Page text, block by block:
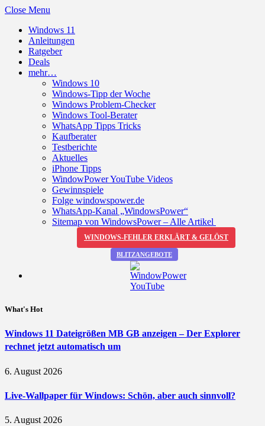
Close Menu
Windows 11
Anleitungen
Ratgeber
Deals
mehr…
Windows 10
Windows-Tipp der Woche
Windows Problem-Checker
Windows Tool-Berater
WhatsApp Tipps Tricks
Kaufberater
Testberichte
Aktuelles
iPhone Tipps
WindowPower YouTube Videos
Gewinnspiele
Folge windowspower.de
WhatsApp-Kanal „WindowsPower“
Sitemap von WindowsPower – Alle Artikel
WINDOWS-FEHLER ERKLÄRT & GELÖST
BLITZANGEBOTE
What's Hot
Windows 11 Dateigrößen MB GB anzeigen – Der Explorer
rechnet jetzt automatisch um
6. August 2026
Live-Wallpaper für Windows: Schön, aber auch sinnvoll?
5. August 2026